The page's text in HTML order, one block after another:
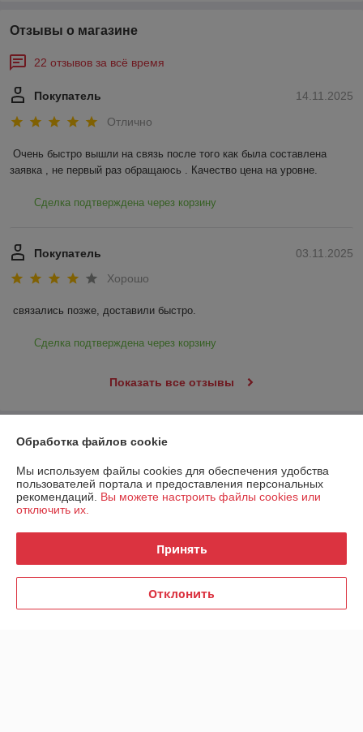
Отзывы о магазине
22 отзывов за всё время
14.11.2025
Покупатель
Отлично
Очень быстро вышли на связь после того как была составлена
заявка , не первый раз обращаюсь . Качество цена на уровне.
Сделка подтверждена через корзину
03.11.2025
Покупатель
Хорошо
связались позже, доставили быстро.
Сделка подтверждена через корзину
Показать все отзывы
О нас
Контакты
Доставка и оплата
Обработка файлов cookie
Мы используем файлы cookies для обеспечения удобства
пользователей портала и предоставления персональных
рекомендаций. Вы можете настроить файлы cookies или
отключить их.
Принять
Отклонить